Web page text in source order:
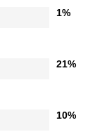
1%
21%
10%